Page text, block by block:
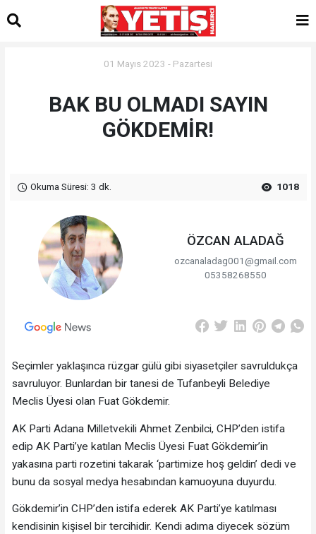
01 Mayıs 2023 - Pazartesi
BAK BU OLMADI SAYIN
GÖKDEMİR!
Okuma Süresi: 3 dk. 1018
ÖZCAN ALADAĞ
ozcanaladag001@gmail.com
05358268550
Seçimler yaklaşınca rüzgar gülü gibi siyasetçiler savruldukça
savruluyor. Bunlardan bir tanesi de Tufanbeyli Belediye
Meclis Üyesi olan Fuat Gökdemir.
AK Parti Adana Milletvekili Ahmet Zenbilci, CHP’den istifa
edip AK Parti’ye katılan Meclis Üyesi Fuat Gökdemir’in
yakasına parti rozetini takarak ‘partimize hoş geldin’ dedi ve
bunu da sosyal medya hesabından kamuoyuna duyurdu.
Gökdemir’in CHP’den istifa ederek AK Parti’ye katılması
kendisinin kişisel bir tercihidir. Kendi adıma diyecek sözüm